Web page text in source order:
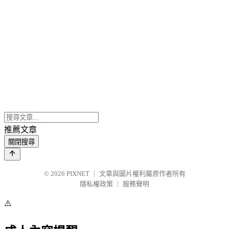
推薦文章
關閉搜尋
© 2026 PIXNET
文章與圖片權利屬原作者所有
隱私權政策
服務聲明
⚠️